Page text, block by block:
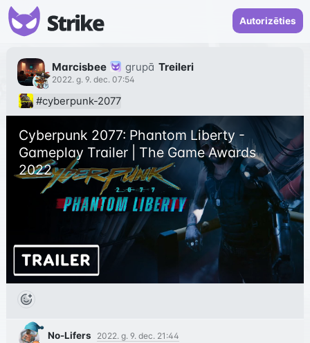
Autorizēties
Marcisbee grupā Treileri
2022. g. 9. dec. 07:54
#cyberpunk-2077
Cyberpunk 2077: Phantom Liberty -
Gameplay Trailer | The Game Awards
2022
No-Lifers 2022. g. 9. dec. 21:44